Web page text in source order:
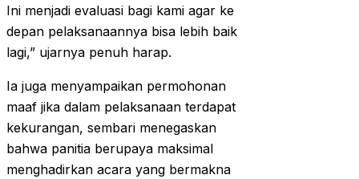
Ini menjadi evaluasi bagi kami agar ke
depan pelaksanaannya bisa lebih baik
lagi,” ujarnya penuh harap.
Ia juga menyampaikan permohonan
maaf jika dalam pelaksanaan terdapat
kekurangan, sembari menegaskan
bahwa panitia berupaya maksimal
menghadirkan acara yang bermakna